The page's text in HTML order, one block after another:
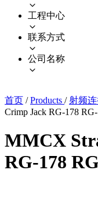
工程中心
联系方式
公司名称
首页 / Products / 射频
Crimp Jack RG-178
MMCX
RG-178